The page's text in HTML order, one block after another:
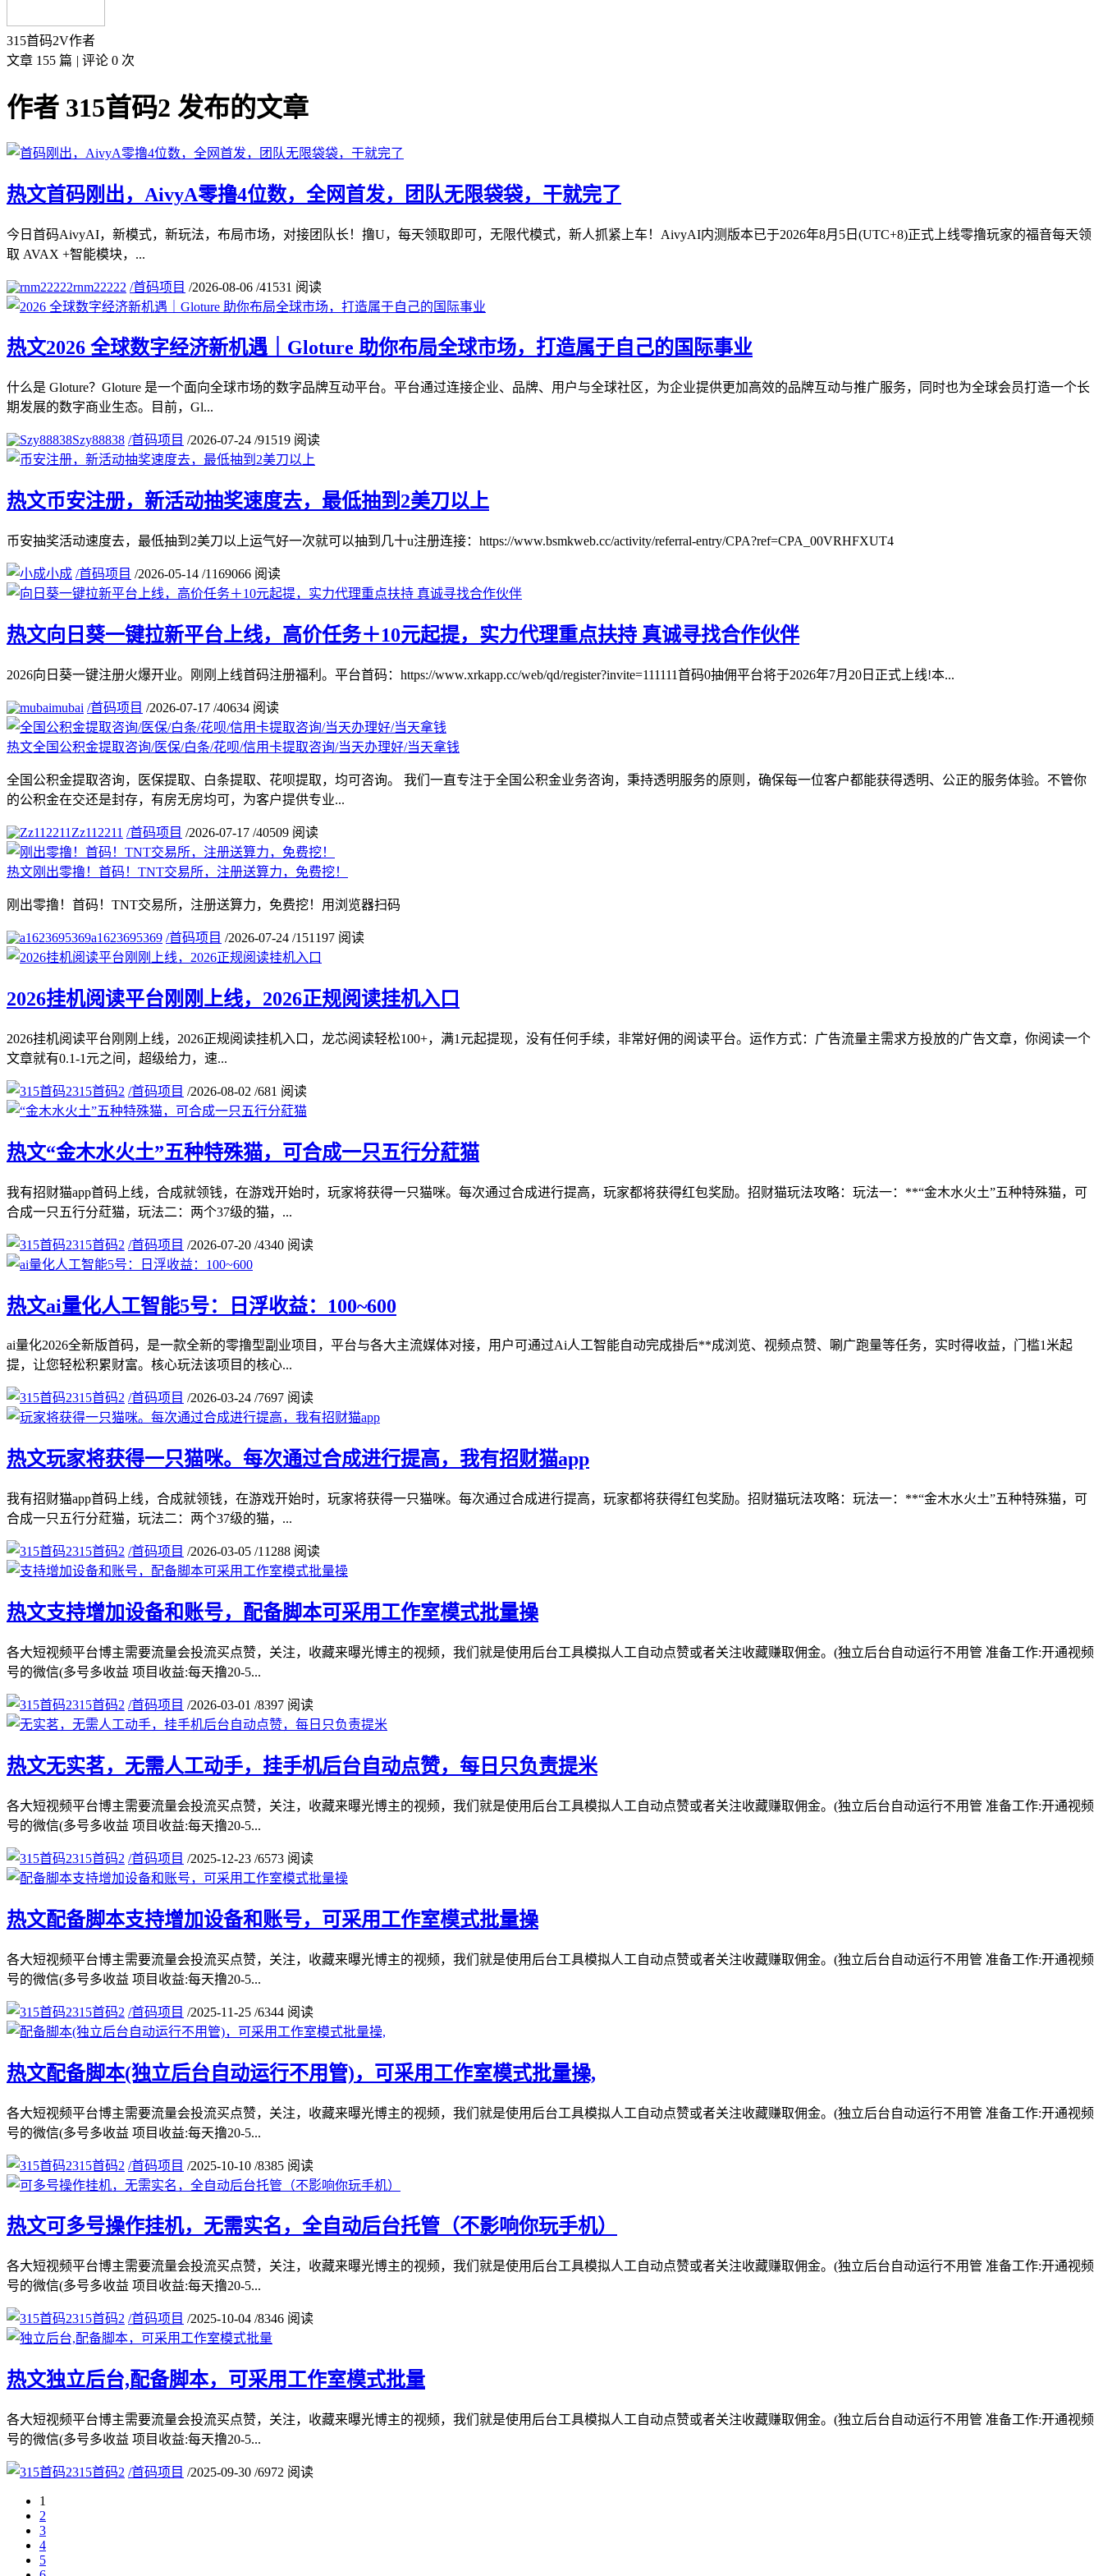
315首码2V作者
文章 155 篇 | 评论 0 次
作者 315首码2 发布的文章
热文首码刚出，AivyA零撸4位数，全网首发，团队无限袋袋，干就完了
今日首码AivyAI，新模式，新玩法，布局市场，对接团队长！撸U，每天领取即可，无限代模式，新人抓紧上车！AivyAI内测版本已于2026年8月5日(UTC+8)正式上线零撸玩家的福音每天领
取 AVAX +智能模块，...
rnm22222 /首码项目 /2026-08-06 /41531 阅读
热文2026 全球数字经济新机遇｜Gloture 助你布局全球市场，打造属于自己的国际事业
什么是 Gloture？Gloture 是一个面向全球市场的数字品牌互动平台。平台通过连接企业、品牌、用户与全球社区，为企业提供更加高效的品牌互动与推广服务，同时也为全球会员打造一个长
期发展的数字商业生态。目前，Gl...
Szy88838 /首码项目 /2026-07-24 /91519 阅读
热文币安注册，新活动抽奖速度去，最低抽到2美刀以上
币安抽奖活动速度去，最低抽到2美刀以上运气好一次就可以抽到几十u注册连接：https://www.bsmkweb.cc/activity/referral-entry/CPA?ref=CPA_00VRHFXUT4
小成 /首码项目 /2026-05-14 /1169066 阅读
热文向日葵一键拉新平台上线，高价任务＋10元起提，实力代理重点扶持 真诚寻找合作伙伴
2026向日葵一键注册火爆开业。刚刚上线首码注册福利。平台首码：https://www.xrkapp.cc/web/qd/register?invite=111111首码0抽佣平台将于2026年7月20日正式上线!本...
mubai /首码项目 /2026-07-17 /40634 阅读
热文全国公积金提取咨询/医保/白条/花呗/信用卡提取咨询/当天办理好/当天拿钱
全国公积金提取咨询，医保提取、白条提取、花呗提取，均可咨询。 我们一直专注于全国公积金业务咨询，秉持透明服务的原则，确保每一位客户都能获得透明、公正的服务体验。不管你
的公积金在交还是封存，有房无房均可，为客户提供专业...
Zz112211 /首码项目 /2026-07-17 /40509 阅读
热文刚出零撸！首码！TNT交易所，注册送算力，免费挖！
刚出零撸！首码！TNT交易所，注册送算力，免费挖！用浏览器扫码
a1623695369 /首码项目 /2026-07-24 /151197 阅读
2026挂机阅读平台刚刚上线，2026正规阅读挂机入口
2026挂机阅读平台刚刚上线，2026正规阅读挂机入口，龙芯阅读轻松100+，满1元起提现，没有任何手续，非常好佣的阅读平台。运作方式：广告流量主需求方投放的广告文章，你阅读一个
文章就有0.1-1元之间，超级给力，速...
315首码2 /首码项目 /2026-08-02 /681 阅读
热文“金木水火土”五种特殊猫，可合成一只五行分葒猫
我有招财猫app首码上线，合成就领钱，在游戏开始时，玩家将获得一只猫咪。每次通过合成进行提高，玩家都将获得红包奖励。招财猫玩法攻略：玩法一：**“金木水火土”五种特殊猫，可
合成一只五行分葒猫，玩法二：两个37级的猫，...
315首码2 /首码项目 /2026-07-20 /4340 阅读
热文ai量化人工智能5号：日浮收益：100~600
ai量化2026全新版首码，是一款全新的零撸型副业项目，平台与各大主流媒体对接，用户可通过Ai人工智能自动完成掛后**成浏览、视频点赞、唰广跑量等任务，实时得收益，门槛1米起
提，让您轻松积累财富。核心玩法该项目的核心...
315首码2 /首码项目 /2026-03-24 /7697 阅读
热文玩家将获得一只猫咪。每次通过合成进行提高，我有招财猫app
我有招财猫app首码上线，合成就领钱，在游戏开始时，玩家将获得一只猫咪。每次通过合成进行提高，玩家都将获得红包奖励。招财猫玩法攻略：玩法一：**“金木水火土”五种特殊猫，可
合成一只五行分葒猫，玩法二：两个37级的猫，...
315首码2 /首码项目 /2026-03-05 /11288 阅读
热文支持增加设备和账号，配备脚本可采用工作室模式批量操
各大短视频平台博主需要流量会投流买点赞，关注，收藏来曝光博主的视频，我们就是使用后台工具模拟人工自动点赞或者关注收藏赚取佣金。(独立后台自动运行不用管 准备工作:开通视频
号的微信(多号多收益 项目收益:每天撸20-5...
315首码2 /首码项目 /2026-03-01 /8397 阅读
热文无实茗，无需人工动手，挂手机后台自动点赞，每日只负责提米
各大短视频平台博主需要流量会投流买点赞，关注，收藏来曝光博主的视频，我们就是使用后台工具模拟人工自动点赞或者关注收藏赚取佣金。(独立后台自动运行不用管 准备工作:开通视频
号的微信(多号多收益 项目收益:每天撸20-5...
315首码2 /首码项目 /2025-12-23 /6573 阅读
热文配备脚本支持增加设备和账号，可采用工作室模式批量操
各大短视频平台博主需要流量会投流买点赞，关注，收藏来曝光博主的视频，我们就是使用后台工具模拟人工自动点赞或者关注收藏赚取佣金。(独立后台自动运行不用管 准备工作:开通视频
号的微信(多号多收益 项目收益:每天撸20-5...
315首码2 /首码项目 /2025-11-25 /6344 阅读
热文配备脚本(独立后台自动运行不用管)，可采用工作室模式批量操,
各大短视频平台博主需要流量会投流买点赞，关注，收藏来曝光博主的视频，我们就是使用后台工具模拟人工自动点赞或者关注收藏赚取佣金。(独立后台自动运行不用管 准备工作:开通视频
号的微信(多号多收益 项目收益:每天撸20-5...
315首码2 /首码项目 /2025-10-10 /8385 阅读
热文可多号操作挂机，无需实名，全自动后台托管（不影响你玩手机）
各大短视频平台博主需要流量会投流买点赞，关注，收藏来曝光博主的视频，我们就是使用后台工具模拟人工自动点赞或者关注收藏赚取佣金。(独立后台自动运行不用管 准备工作:开通视频
号的微信(多号多收益 项目收益:每天撸20-5...
315首码2 /首码项目 /2025-10-04 /8346 阅读
热文独立后台,配备脚本，可采用工作室模式批量
各大短视频平台博主需要流量会投流买点赞，关注，收藏来曝光博主的视频，我们就是使用后台工具模拟人工自动点赞或者关注收藏赚取佣金。(独立后台自动运行不用管 准备工作:开通视频
号的微信(多号多收益 项目收益:每天撸20-5...
315首码2 /首码项目 /2025-09-30 /6972 阅读
1
2
3
4
5